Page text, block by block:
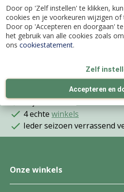
Door op 'Zelf instellen' te klikken,
cookies en je voorkeuren wijzigen
Door op 'Accepteren en doorgaan'
het gebruik van alle cookies zoals
ons cookiestatement.
Zelf
Accepteren en
EAN code 8712448297264
Merk Talen Tools
Wij bestaan almeer dan
4 echte winkels
Ieder seizoen verrassend
Onze winkels